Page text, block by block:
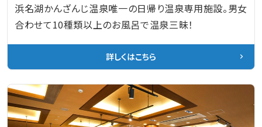
浜名湖かんざんじ温泉唯一の日帰り温泉専用施設。男女
合わせて10種類以上のお風呂で温泉三昧！
詳しくはこちら